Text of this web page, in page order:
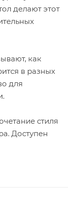
делают этот
как
в разных
для
стиля
Доступен